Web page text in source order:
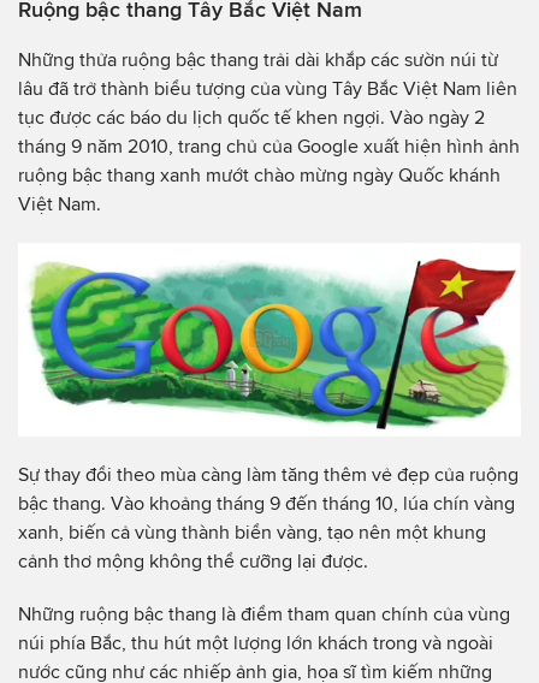
Ruộng bậc thang Tây Bắc Việt Nam
Những thửa ruộng bậc thang trải dài khắp các sườn núi từ
lâu đã trở thành biểu tượng của vùng Tây Bắc Việt Nam liên
tục được các báo du lịch quốc tế khen ngợi. Vào ngày 2
tháng 9 năm 2010, trang chủ của Google xuất hiện hình ảnh
ruộng bậc thang xanh mướt chào mừng ngày Quốc khánh
Việt Nam.
Sự thay đổi theo mùa càng làm tăng thêm vẻ đẹp của ruộng
bậc thang. Vào khoảng tháng 9 đến tháng 10, lúa chín vàng
xanh, biến cả vùng thành biển vàng, tạo nên một khung
cảnh thơ mộng không thể cưỡng lại được.
Những ruộng bậc thang là điểm tham quan chính của vùng
núi phía Bắc, thu hút một lượng lớn khách trong và ngoài
nước cũng như các nhiếp ảnh gia, họa sĩ tìm kiếm những